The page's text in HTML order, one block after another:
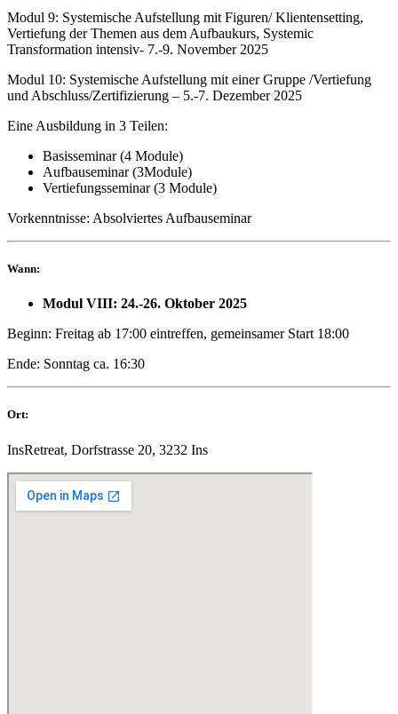
Modul 9: Systemische Aufstellung mit Figuren/ Klientensetting,
Vertiefung der Themen aus dem Aufbaukurs, Systemic
Transformation intensiv- 7.-9. November 2025
Modul 10: Systemische Aufstellung mit einer Gruppe /Vertiefung
und Abschluss/Zertifizierung – 5.-7. Dezember 2025
Eine Ausbildung in 3 Teilen:
Basisseminar (4 Module)
Aufbauseminar (3Module)
Vertiefungsseminar (3 Module)
Vorkenntnisse: Absolviertes Aufbauseminar
Wann:
Modul VIII: 24.-26. Oktober 2025
Beginn: Freitag ab 17:00 eintreffen, gemeinsamer Start 18:00
Ende: Sonntag ca. 16:30​
Ort:
InsRetreat, Dorfstrasse 20, 3232 Ins